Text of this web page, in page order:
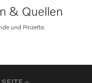
& Quellen
und Pinzette.